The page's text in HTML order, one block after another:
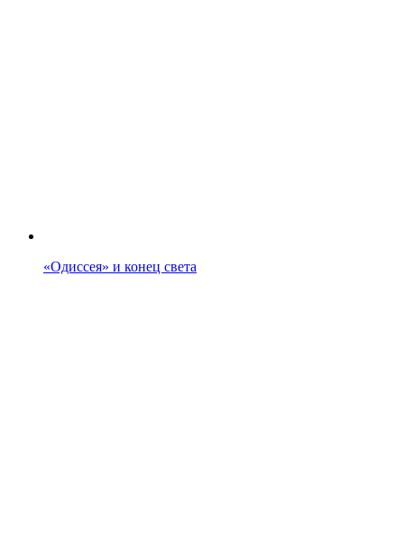
«Одиссея» и конец света